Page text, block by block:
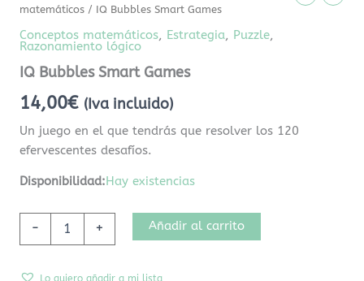
matemáticos / IQ Bubbles Smart Games
Conceptos matemáticos, Estrategia, Puzzle,
Razonamiento lógico
IQ Bubbles Smart Games
14,00€ (Iva incluido)
Un juego en el que tendrás que resolver los 120
efervescentes desafíos.
Disponibilidad:Hay existencias
- + Añadir al carrito
Lo quiero añadir a mi lista